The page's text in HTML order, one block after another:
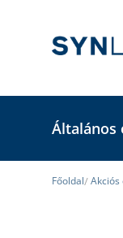
Általános
Főoldal Akciós